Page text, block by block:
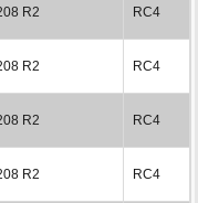
R2 RC4
R2 RC4
R2 RC4
R2 RC4